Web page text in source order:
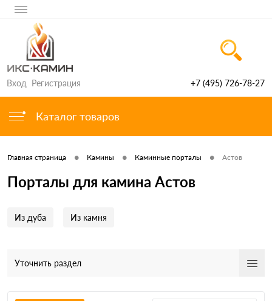
Вход Регистрация +7 (495) 726-78-27
Каталог товаров
Главная страница • Камины • Каминные порталы • Астов
Порталы для камина Астов
Из дуба Из камня
Уточнить раздел